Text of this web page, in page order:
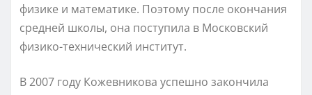
физике и математике. Поэтому после окончания
средней школы, она поступила в Московский
физико-технический институт.
В 2007 году Кожевникова успешно закончила